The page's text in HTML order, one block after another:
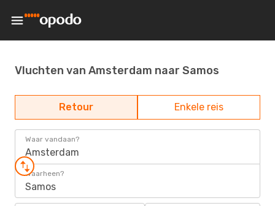
Vluchten van Amsterdam naar Samos
Retour Enkele reis
Waar vandaan?
Amsterdam
Waarheen?
Samos